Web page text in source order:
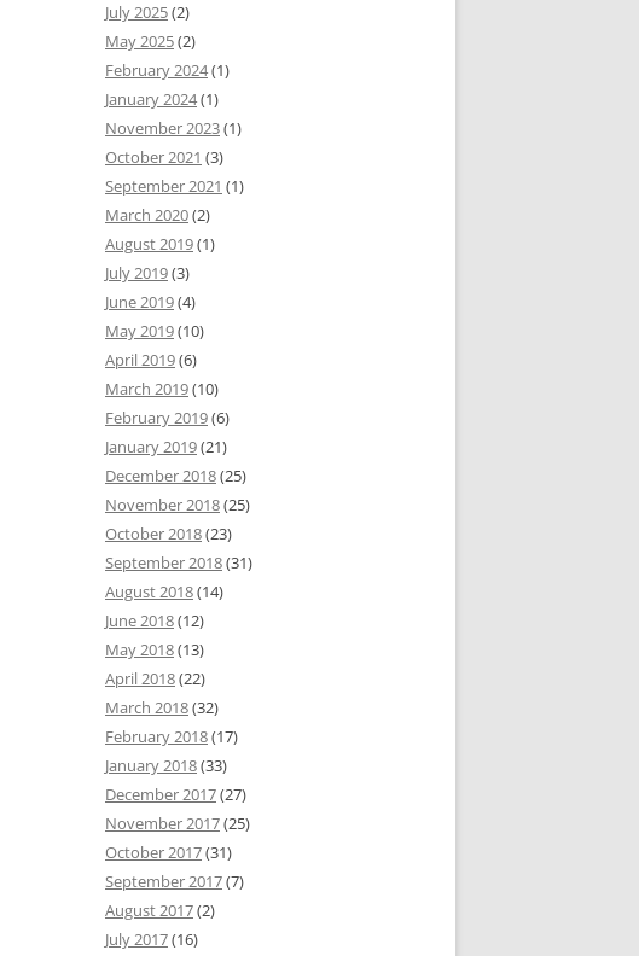
July 2025(2)
May 2025(2)
February 2024(1)
January 2024(1)
November 2023(1)
October 2021 (3)
September 2021 (1)
March 2020(2)
August 2019(1)
July 2019(3)
June 2019(4)
May 2019(10)
April 2019(6)
March 2019(10)
February 2019(6)
January 2019(21)
December 2018(25)
November 2018(25)
October 2018(23)
September 2018(31)
August 2018(14)
June 2018(12)
May 2018(13)
April 2018(22)
March 2018(32)
February 2018(17)
January 2018(33)
December 2017(27)
November 2017(25)
October 2017(31)
September 2017(7)
August 2017(2)
July 2017(16)